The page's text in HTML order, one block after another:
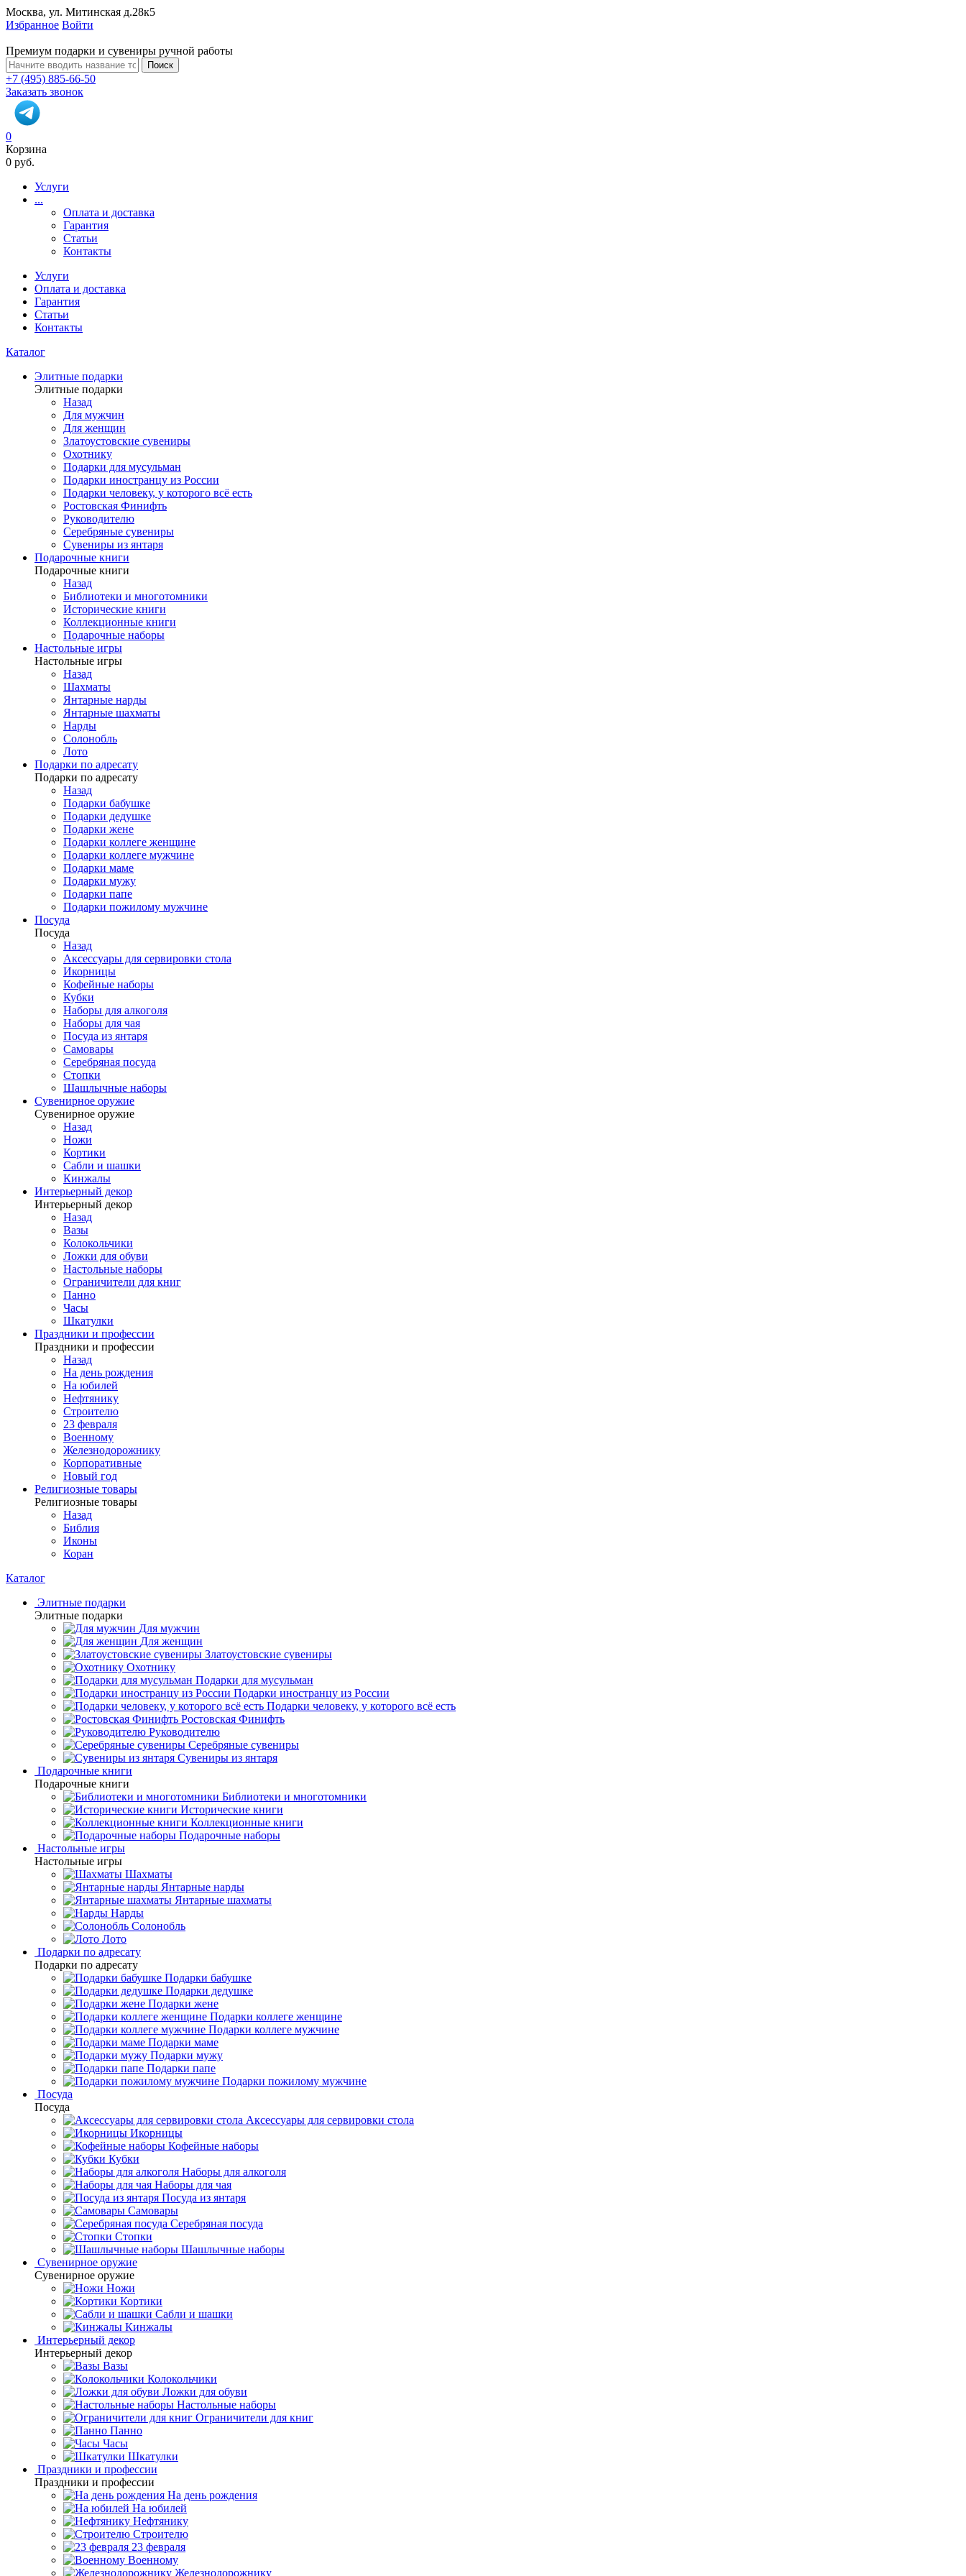
Москва, ул. Митинская д.28к5
Избранное Войти
Премиум подарки и сувениры ручной работы
Поиск
+7 (495) 885-66-50
Заказать звонок
0
Корзина
0 руб.
Услуги
...
Оплата и доставка
Гарантия
Статьи
Контакты
Услуги
Оплата и доставка
Гарантия
Статьи
Контакты
Каталог
Элитные подарки
Элитные подарки
Назад
Для мужчин
Для женщин
Златоустовские сувениры
Охотнику
Подарки для мусульман
Подарки иностранцу из России
Подарки человеку, у которого всё есть
Ростовская Финифть
Руководителю
Серебряные сувениры
Сувениры из янтаря
Подарочные книги
Подарочные книги
Назад
Библиотеки и многотомники
Исторические книги
Коллекционные книги
Подарочные наборы
Настольные игры
Настольные игры
Назад
Шахматы
Янтарные нарды
Янтарные шахматы
Нарды
Солонобль
Лото
Подарки по адресату
Подарки по адресату
Назад
Подарки бабушке
Подарки дедушке
Подарки жене
Подарки коллеге женщине
Подарки коллеге мужчине
Подарки маме
Подарки мужу
Подарки папе
Подарки пожилому мужчине
Посуда
Посуда
Назад
Аксессуары для сервировки стола
Икорницы
Кофейные наборы
Кубки
Наборы для алкоголя
Наборы для чая
Посуда из янтаря
Самовары
Серебряная посуда
Стопки
Шашлычные наборы
Сувенирное оружие
Сувенирное оружие
Назад
Ножи
Кортики
Сабли и шашки
Кинжалы
Интерьерный декор
Интерьерный декор
Назад
Вазы
Колокольчики
Ложки для обуви
Настольные наборы
Ограничители для книг
Панно
Часы
Шкатулки
Праздники и профессии
Праздники и профессии
Назад
На день рождения
На юбилей
Нефтянику
Строителю
23 февраля
Военному
Железнодорожнику
Корпоративные
Новый год
Религиозные товары
Религиозные товары
Назад
Библия
Иконы
Коран
Каталог
Элитные подарки
Элитные подарки
Для мужчин
Для женщин
Златоустовские сувениры
Охотнику
Подарки для мусульман
Подарки иностранцу из России
Подарки человеку, у которого всё есть
Ростовская Финифть
Руководителю
Серебряные сувениры
Сувениры из янтаря
Подарочные книги
Подарочные книги
Библиотеки и многотомники
Исторические книги
Коллекционные книги
Подарочные наборы
Настольные игры
Настольные игры
Шахматы
Янтарные нарды
Янтарные шахматы
Нарды
Солонобль
Лото
Подарки по адресату
Подарки по адресату
Подарки бабушке
Подарки дедушке
Подарки жене
Подарки коллеге женщине
Подарки коллеге мужчине
Подарки маме
Подарки мужу
Подарки папе
Подарки пожилому мужчине
Посуда
Посуда
Аксессуары для сервировки стола
Икорницы
Кофейные наборы
Кубки
Наборы для алкоголя
Наборы для чая
Посуда из янтаря
Самовары
Серебряная посуда
Стопки
Шашлычные наборы
Сувенирное оружие
Сувенирное оружие
Ножи
Кортики
Сабли и шашки
Кинжалы
Интерьерный декор
Интерьерный декор
Вазы
Колокольчики
Ложки для обуви
Настольные наборы
Ограничители для книг
Панно
Часы
Шкатулки
Праздники и профессии
Праздники и профессии
На день рождения
На юбилей
Нефтянику
Строителю
23 февраля
Военному
Железнодорожнику